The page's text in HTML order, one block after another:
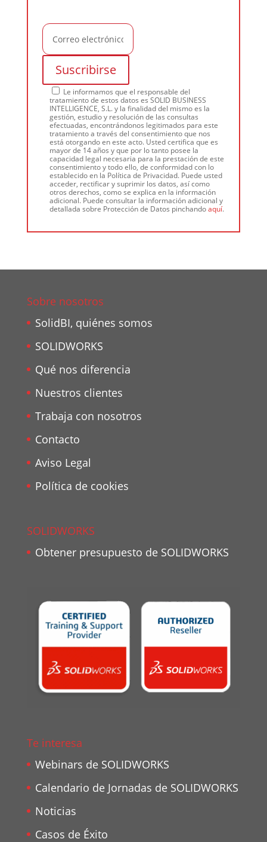
Le informamos que el responsable del
tratamiento de estos datos es SOLID BUSINESS
INTELLIGENCE, S.L. y la finalidad del mismo es la
gestión, estudio y resolución de las consultas
efectuadas, encontrándonos legitimados para este
tratamiento a través del consentimiento que nos
está otorgando en este acto. Usted certifica que es
mayor de 14 años y que por lo tanto posee la
capacidad legal necesaria para la prestación de este
consentimiento y todo ello, de conformidad con lo
establecido en la Política de Privacidad. Puede usted
acceder, rectificar y suprimir los datos, así como
otros derechos, como se explica en la información
adicional. Puede consultar la información adicional y
detallada sobre Protección de Datos pinchandoaquí.
Sobre nosotros
SolidBI, quiénes somos
SOLIDWORKS
Qué nos diferencia
Nuestros clientes
Trabaja con nosotros
Contacto
Aviso Legal
Política de cookies
SOLIDWORKS
Obtener presupuesto de SOLIDWORKS
Te interesa
Webinars de SOLIDWORKS
Calendario de Jornadas de SOLIDWORKS
Noticias
Casos de Éxito